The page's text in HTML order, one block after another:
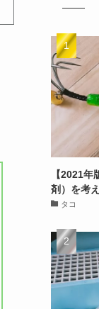
【2021年
剤）を考
タコ